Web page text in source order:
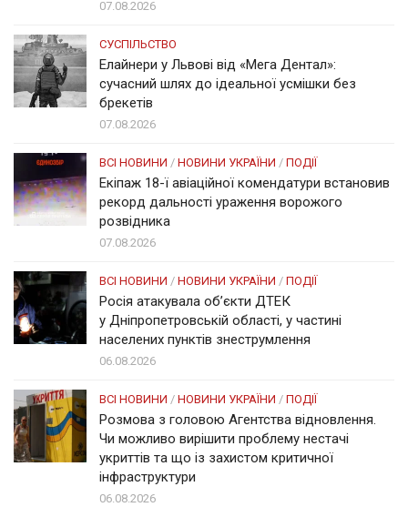
07.08.2026
СУСПІЛЬСТВО
Елайнери у Львові від «Мега Дентал»:
сучасний шлях до ідеальної усмішки без
брекетів
07.08.2026
ВСІ НОВИНИ / НОВИНИ УКРАЇНИ / ПОДІЇ
Екіпаж 18-ї авіаційної комендатури встановив
рекорд дальності ураження ворожого
розвідника
07.08.2026
ВСІ НОВИНИ / НОВИНИ УКРАЇНИ / ПОДІЇ
Росія атакувала об’єкти ДТЕК
у Дніпропетровській області, у частині
населених пунктів знеструмлення
06.08.2026
ВСІ НОВИНИ / НОВИНИ УКРАЇНИ / ПОДІЇ
Розмова з головою Агентства відновлення.
Чи можливо вирішити проблему нестачі
укриттів та що із захистом критичної
інфраструктури
06.08.2026